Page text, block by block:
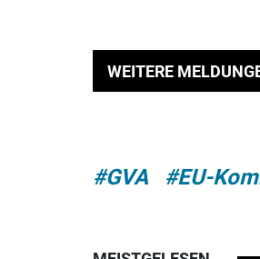
WEITERE
#GVA #EU-